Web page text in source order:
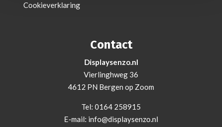
Cookieverklaring
Contact
Displaysenzo.nl
Vierlinghweg 36
4612 PN Bergen op Zoom
Tel: 0164 258915
E-mail: info@displaysenzo.nl